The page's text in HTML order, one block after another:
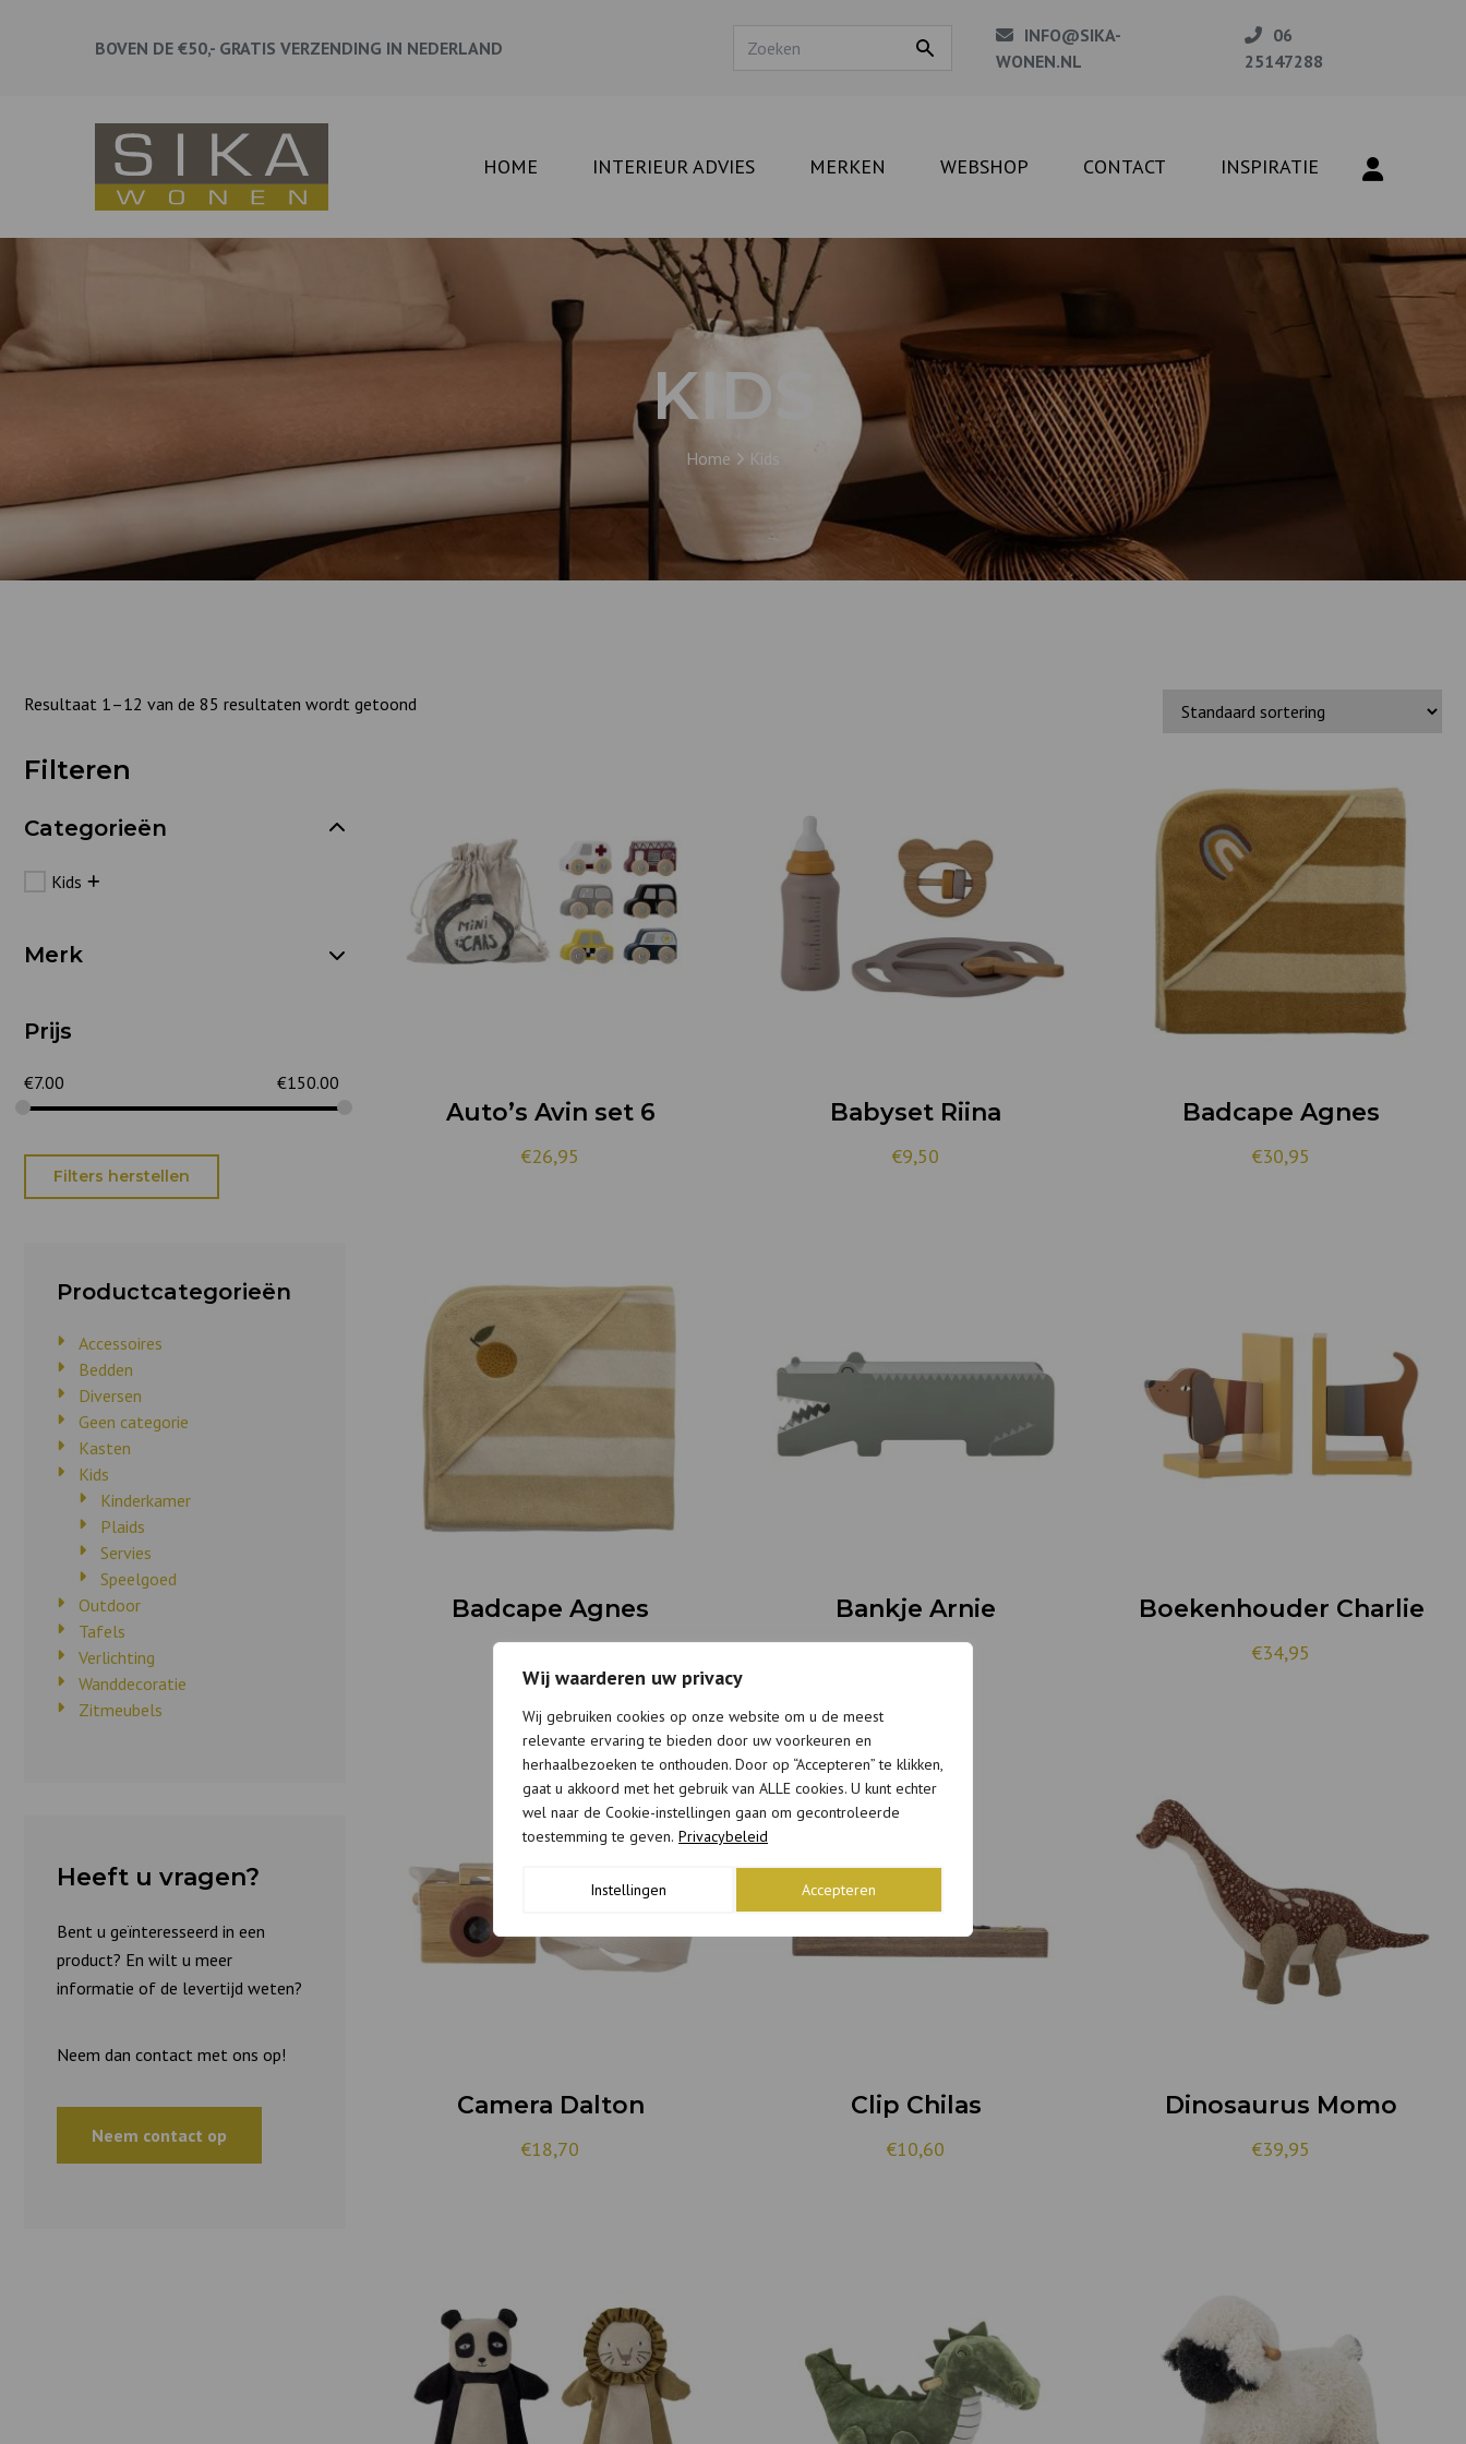
Wij waarderen uw privacy
Wij gebruiken cookies op onze website om u de meest
relevante ervaring te bieden door uw voorkeuren en
herhaalbezoeken te onthouden. Door op “Accepteren” te klikken,
gaat u akkoord met het gebruik van ALLE cookies. U kunt echter
wel naar de Cookie-instellingen gaan om gecontroleerde
toestemming te geven. Privacybeleid
Instellingen Accepteren
BOVEN DE €50,- GRATIS VERZENDING IN NEDERLAND
INFO@SIKA-
WONEN.NL
06
25147288
HOME INTERIEUR ADVIES MERKEN WEBSHOP CONTACT INSPIRATIE
KIDS
Home Kids
Resultaat 1–12 van de 85 resultaten wordt getoond
Filteren
Categorieën
Kids
Merk
Prijs
€7.00 €150.00
Filters herstellen
Productcategorieën
Accessoires
Bedden
Diversen
Geen categorie
Kasten
Kids
Kinderkamer
Plaids
Servies
Speelgoed
Outdoor
Tafels
Verlichting
Wanddecoratie
Zitmeubels
Heeft u vragen?
Bent u geïnteresseerd in een
product? En wilt u meer
informatie of de levertijd weten?
Neem dan contact met ons op!
Neem contact op
Auto’s Avin set 6
€26,95
Babyset Riina
€9,50
Badcape Agnes
€30,95
Badcape Agnes Bankje Arnie Boekenhouder Charlie
€34,95
Camera Dalton
€18,70
Clip Chilas
€10,60
Dinosaurus Momo
€39,95